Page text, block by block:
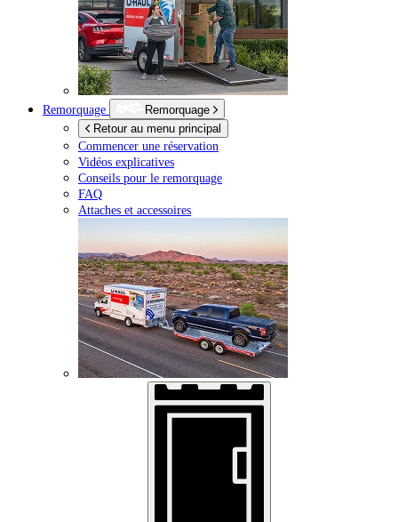
Remorquage
Remorquage
Retour au menu principal
Commencer une réservation
Vidéos explicatives
Conseils pour le remorquage
FAQ
Attaches et accessoires